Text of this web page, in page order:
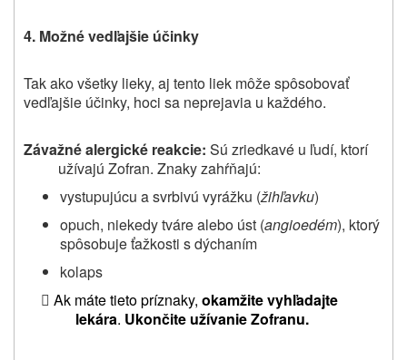
4. Možné vedľajšie účinky
Tak ako všetky lieky, aj tento liek môže spôsobovať
vedľajšie účinky, hoci sa neprejavia u každého.
Závažné alergické reakcie: Sú zriedkavé u ľudí, ktorí
užívajú Zofran. Znaky zahŕňajú:
vystupujúcu a svrbivú vyrážku (žihľavku)
opuch, niekedy tváre alebo úst (angioedém), ktorý
spôsobuje ťažkosti s dýchaním
kolaps
 Ak máte tieto príznaky, okamžite vyhľadajte
lekára. Ukončite užívanie Zofranu.